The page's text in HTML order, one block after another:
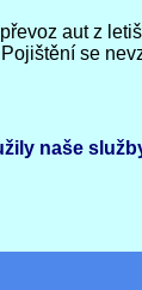
aut z
se
naše